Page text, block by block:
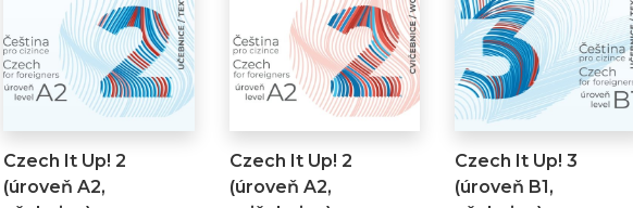
Czech It Up! 2
(úroveň A2,
Czech It Up! 2
(úroveň A2,
Czech It Up! 3
(úroveň B1,